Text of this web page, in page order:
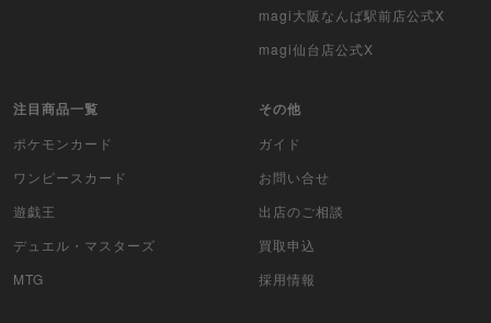
magi大阪なんば駅前店公式X
magi仙台店公式X
注目商品一覧
ポケモンカード
ワンピースカード
遊戯王
デュエル・マスターズ
MTG
その他
ガイド
お問い合せ
出店のご相談
買取申込
採用情報